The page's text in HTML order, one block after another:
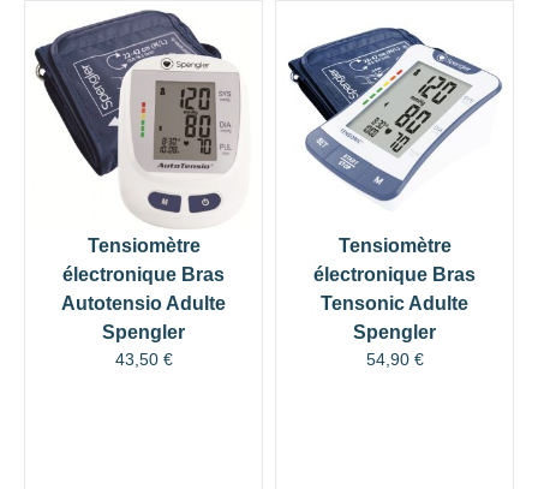
Tensiomètre
électronique Bras
Autotensio Adulte
Spengler
43,50 €
Tensiomètre
électronique Bras
Tensonic Adulte
Spengler
54,90 €